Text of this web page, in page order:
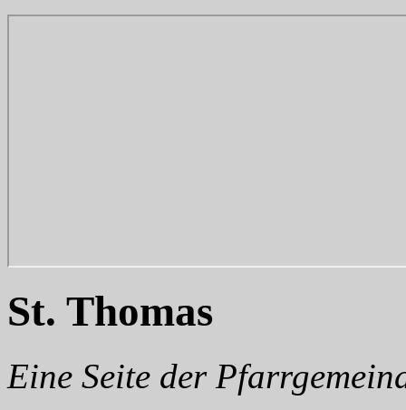
St. Thomas
Eine Seite der